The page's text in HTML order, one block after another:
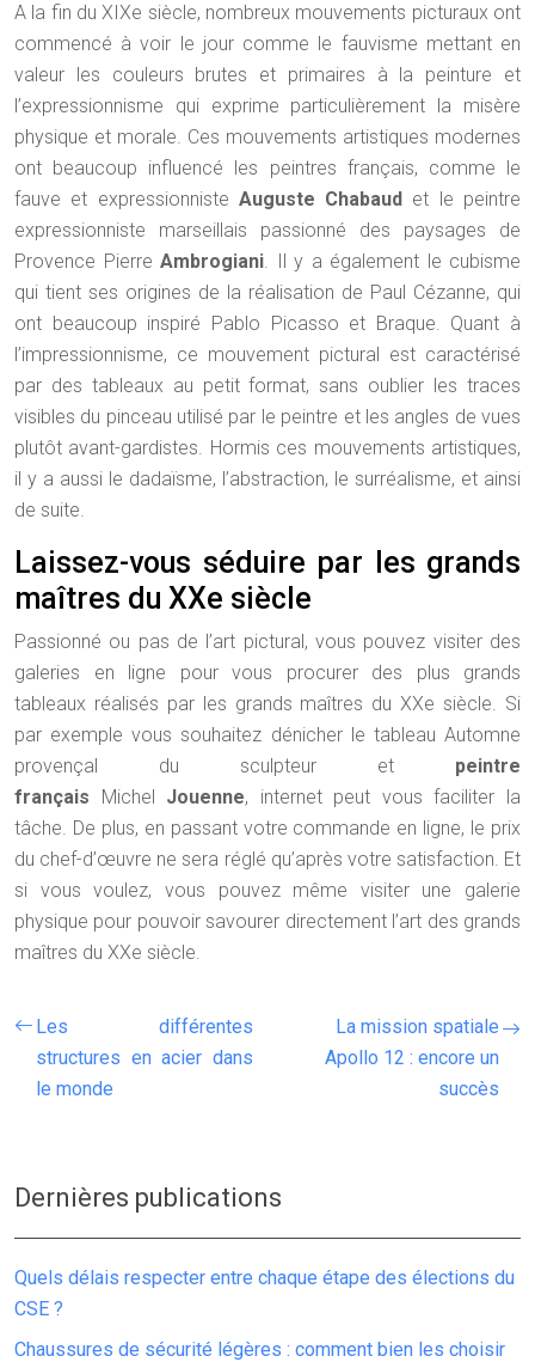
A la fin du XIXe siècle, nombreux mouvements picturaux ont
commencé à voir le jour comme le fauvisme mettant en
valeur les couleurs brutes et primaires à la peinture et
l’expressionnisme qui exprime particulièrement la misère
physique et morale. Ces mouvements artistiques modernes
ont beaucoup influencé les peintres français, comme le
fauve et expressionniste Auguste Chabaud et le peintre
expressionniste marseillais passionné des paysages de
Provence Pierre Ambrogiani. Il y a également le cubisme
qui tient ses origines de la réalisation de Paul Cézanne, qui
ont beaucoup inspiré Pablo Picasso et Braque. Quant à
l’impressionnisme, ce mouvement pictural est caractérisé
par des tableaux au petit format, sans oublier les traces
visibles du pinceau utilisé par le peintre et les angles de vues
plutôt avant-gardistes. Hormis ces mouvements artistiques,
il y a aussi le dadaïsme, l’abstraction, le surréalisme, et ainsi
de suite.
Laissez-vous séduire par les grands
maîtres du XXe siècle
Passionné ou pas de l’art pictural, vous pouvez visiter des
galeries en ligne pour vous procurer des plus grands
tableaux réalisés par les grands maîtres du XXe siècle. Si
par exemple vous souhaitez dénicher le tableau Automne
provençal du sculpteur et peintre
français Michel Jouenne, internet peut vous faciliter la
tâche. De plus, en passant votre commande en ligne, le prix
du chef-d’œuvre ne sera réglé qu’après votre satisfaction. Et
si vous voulez, vous pouvez même visiter une galerie
physique pour pouvoir savourer directement l’art des grands
maîtres du XXe siècle.
Les différentes
structures en acier dans
le monde
La mission spatiale
Apollo 12 : encore un
succès
Dernières publications
Quels délais respecter entre chaque étape des élections du
CSE ?
Chaussures de sécurité légères : comment bien les choisir